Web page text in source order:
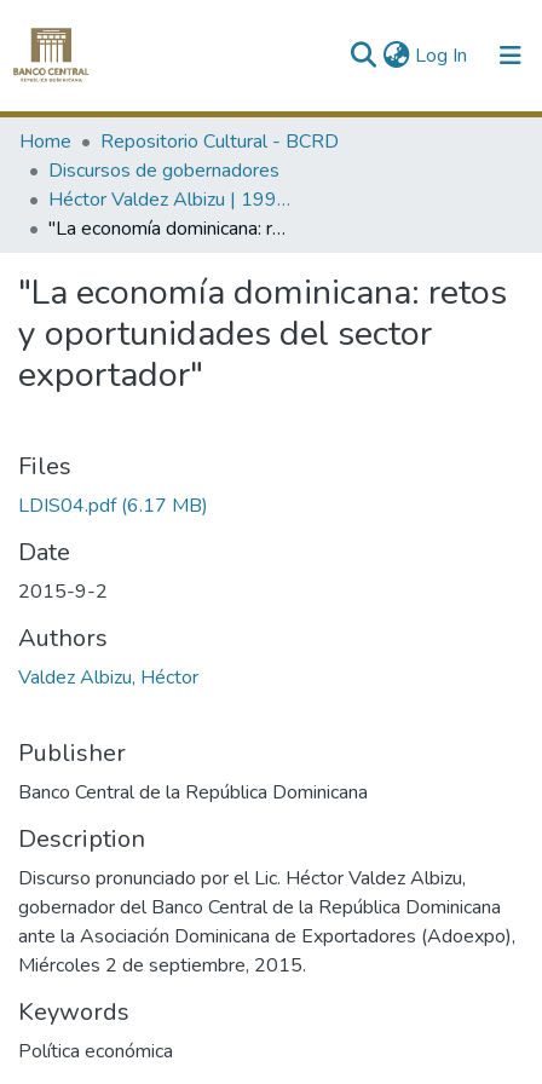
Log In (current)
Communities & Collections
All of DSpace
Statistics
Home
Repositorio Cultural - BCRD
Discursos de gobernadores
Héctor Valdez Albizu | 1994-2000 / 2004-
"La economía dominicana: retos y oportunidades del sector exportador"
"La economía dominicana: retos
y oportunidades del sector
exportador"
Files
LDIS04.pdf(6.17 MB)
Date
2015-9-2
Authors
Valdez Albizu, Héctor
Publisher
Banco Central de la República Dominicana
Description
Discurso pronunciado por el Lic. Héctor Valdez Albizu,
gobernador del Banco Central de la República Dominicana
ante la Asociación Dominicana de Exportadores (Adoexpo),
Miércoles 2 de septiembre, 2015.
Keywords
Política económica